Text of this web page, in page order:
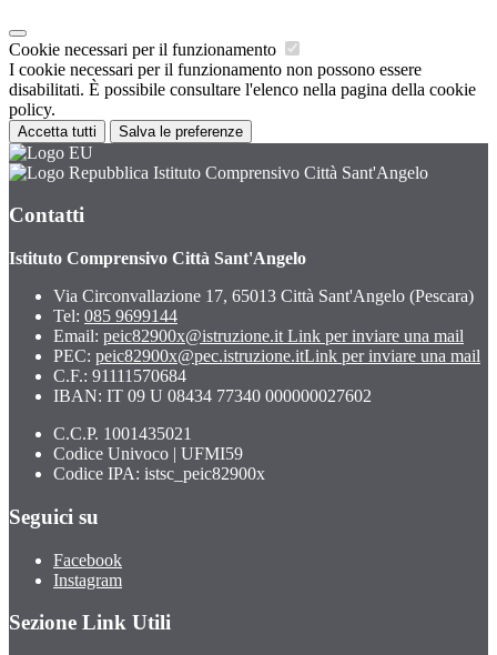
Cookie necessari per il funzionamento
I cookie necessari per il funzionamento non possono essere
disabilitati. È possibile consultare l'elenco nella pagina della cookie
policy.
Accetta tutti Salva le preferenze
Istituto Comprensivo Città Sant'Angelo
Contatti
Istituto Comprensivo Città Sant'Angelo
Via Circonvallazione 17, 65013 Città Sant'Angelo (Pescara)
Tel: 085 9699144
Email: peic82900x@istruzione.it Link per inviare una mail
PEC: peic82900x@pec.istruzione.itLink per inviare una mail
C.F.: 91111570684
IBAN: IT 09 U 08434 77340 000000027602
C.C.P. 1001435021
Codice Univoco | UFMI59
Codice IPA: istsc_peic82900x
Seguici su
Facebook
Instagram
Sezione Link Utili